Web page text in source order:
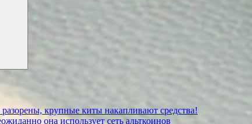
крупные киты накапливают средства!
она использует сеть альткоинов